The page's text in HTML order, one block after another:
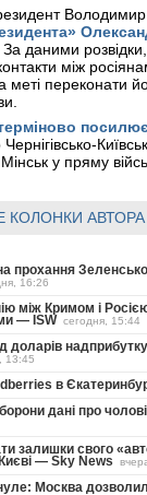
даними
між
меті переконати
Чернігівсько-
у пряму
КОЛОНКИ АВТОРА
прохання
16:26
між Кримом і
— ISW сегодня, 15:44
надприбутку
13:45
в
дані про
залишки свого
— Sky News
Москва